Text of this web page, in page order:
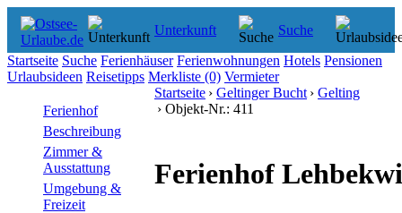
Unterkunft Suche
Startseite Suche Ferienhäuser Ferienwohnungen Hotels Pensionen
Urlaubsideen Reisetipps Merkliste (0) Vermieter
Ferienhof
Beschreibung
Zimmer &
Ausstattung
Umgebung &
Freizeit
Startseite › Geltinger Bucht › Gelting
› Objekt-Nr.: 411
Ferienhof